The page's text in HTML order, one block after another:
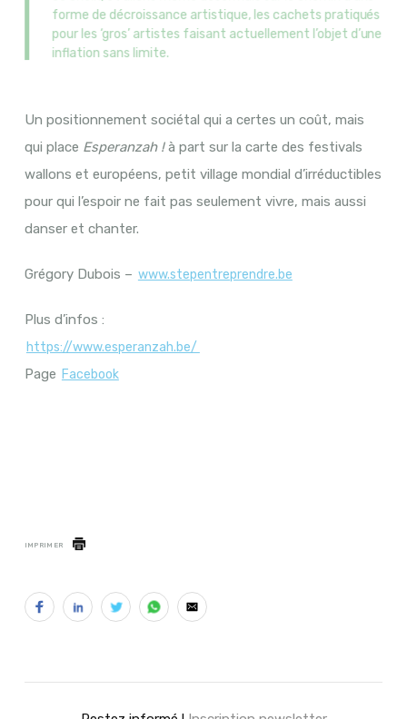
forme de décroissance artistique, les cachets pratiqués
pour les ‘gros’ artistes faisant actuellement l’objet d’une
inflation sans limite.
Un positionnement sociétal qui a certes un coût, mais
qui place Esperanzah !à part sur la carte des festivals
wallons et européens, petit village mondial d’irréductibles
pour qui l’espoir ne fait pas seulement vivre, mais aussi
danser et chanter.
Grégory Dubois – www.stepentreprendre.be
Plus d’infos :
https://www.esperanzah.be/
Page Facebook
IMPRIMER